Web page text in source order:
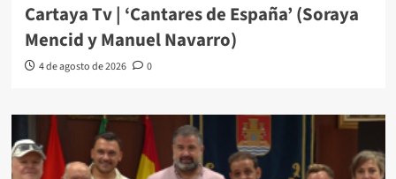
Cartaya Tv | ‘Cantares de España’ (Soraya
Mencid y Manuel Navarro)
4 de agosto de 2026 0